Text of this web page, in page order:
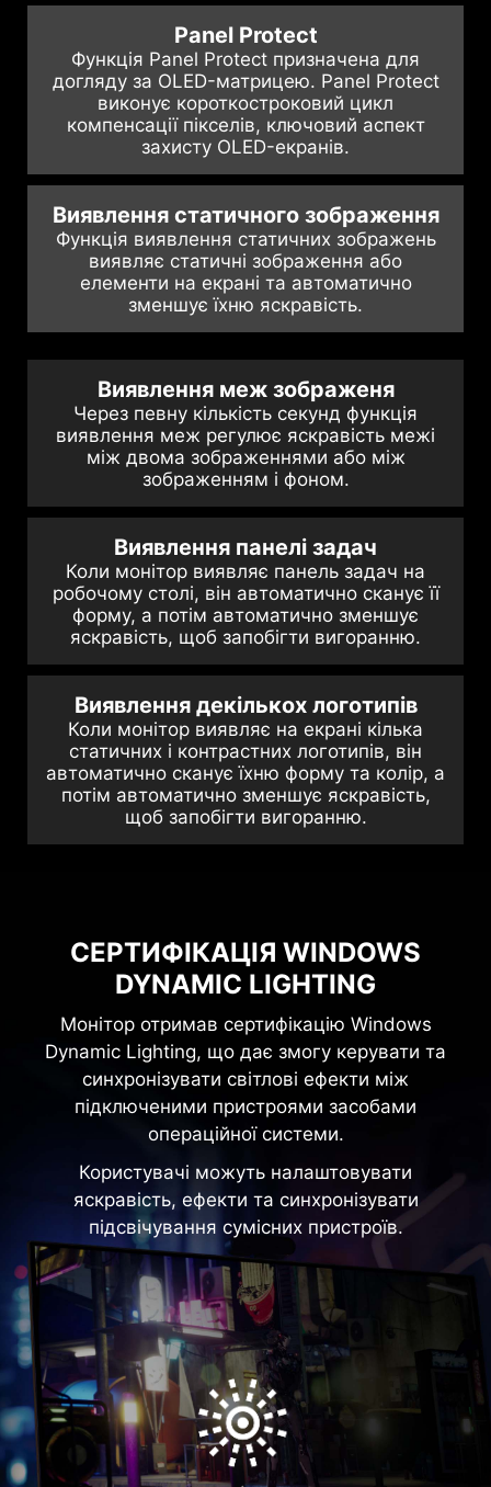
Panel Protect
Функція Panel Protect призначена для
догляду за OLED-матрицею. Panel Protect
виконує короткостроковий цикл
компенсації пікселів, ключовий аспект
захисту OLED-екранів.
Виявлення статичного зображення
Функція виявлення статичних зображень
виявляє статичні зображення або
елементи на екрані та автоматично
зменшує їхню яскравість.
Виявлення меж зображеня
Через певну кількість секунд функція
виявлення меж регулює яскравість межі
між двома зображеннями або між
зображенням і фоном.
Виявлення панелі задач
Коли монітор виявляє панель задач на
робочому столі, він автоматично сканує її
форму, а потім автоматично зменшує
яскравість, щоб запобігти вигоранню.
Виявлення декількох логотипів
Коли монітор виявляє на екрані кілька
статичних і контрастних логотипів, він
автоматично сканує їхню форму та колір, а
потім автоматично зменшує яскравість,
щоб запобігти вигоранню.
СЕРТИФІКАЦІЯ WINDOWS
DYNAMIC LIGHTING
Монітор отримав сертифікацію Windows
Dynamic Lighting, що дає змогу керувати та
синхронізувати світлові ефекти між
підключеними пристроями засобами
операційної системи.
Користувачі можуть налаштовувати
яскравість, ефекти та синхронізувати
підсвічування сумісних пристроїв.